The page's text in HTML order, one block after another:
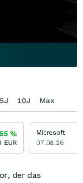
der das
5J 10J Max
%
EUR
Microsoft
07.08.26